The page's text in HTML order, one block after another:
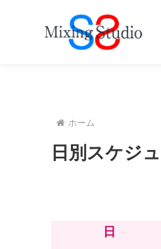
ホーム
日別スケジ
日